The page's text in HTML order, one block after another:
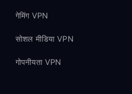
गेमिंग VPN
सोशल मीडिया VPN
गोपनीयता VPN